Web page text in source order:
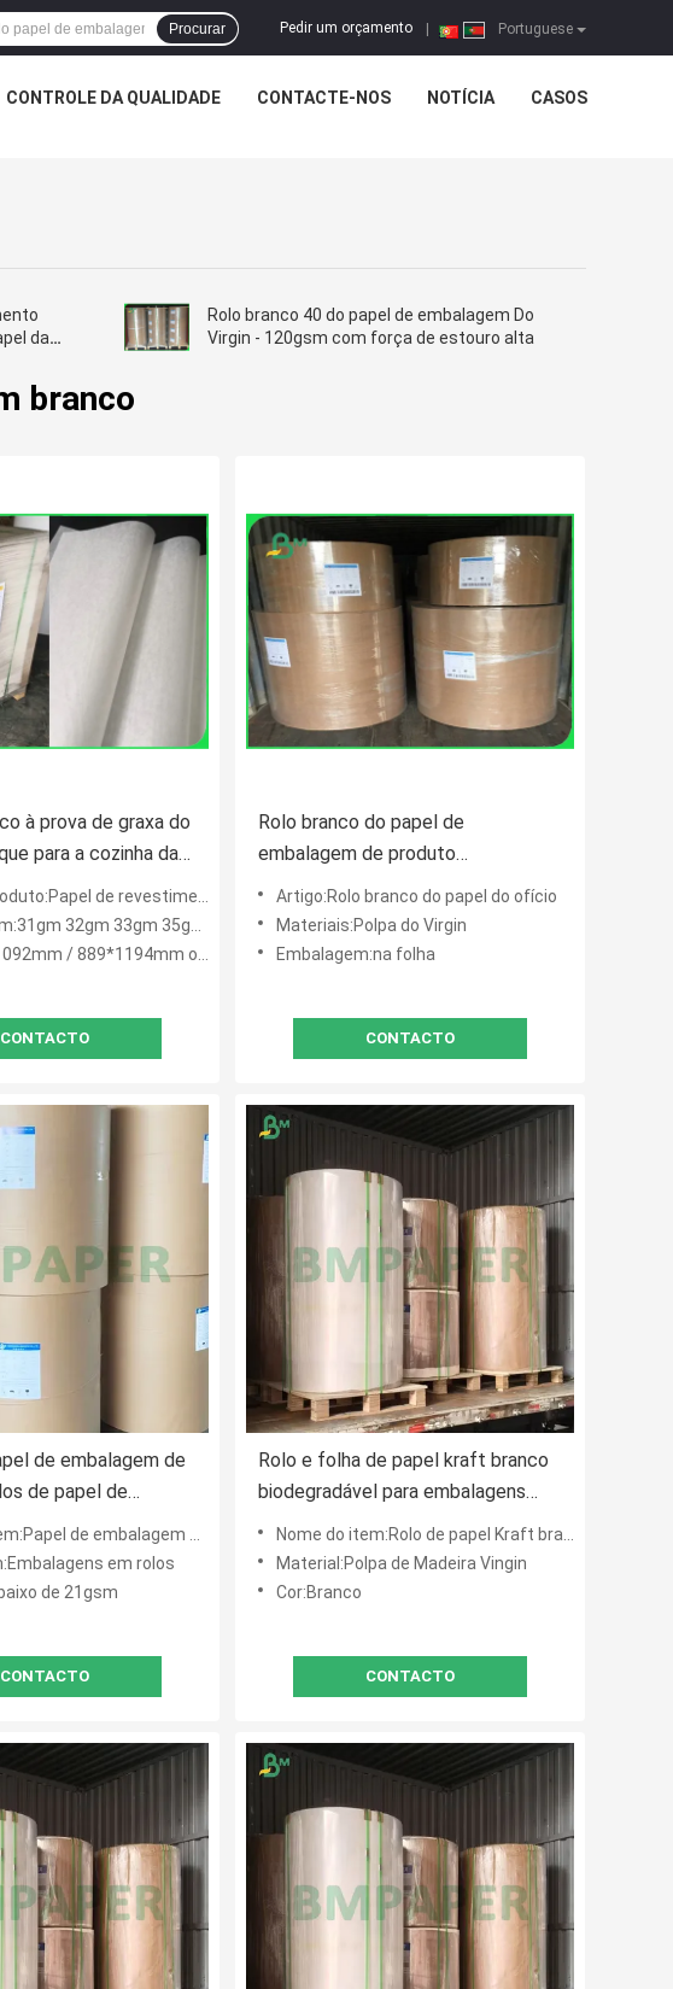
Portuguese
Pedir um orçamento
Procurar
CONTROLE DA QUALIDADE CONTACTE-NOS NOTÍCIA CASOS
da
Rolo branco 40 do papel de embalagem Do
Virgin - 120gsm com força de estouro alta
branco
à prova de graxa do
para a cozinha da
ferramentas 31 -
de revestimento de bolinhos branco
32gm 33gm 35gm 38gm
/ 889*1194mm ou personalizado
CONTACTO
Rolo branco do papel de
embalagem de produto
comestível/papel de embalagem
Descorado do branco amostra
grátis de 260 G/M
Artigo:Rolo branco do papel do ofício
Materiais:Polpa do Virgin
Embalagem:na folha
CONTACTO
de embalagem de
de papel de
branqueado
de embalagem de MG
em rolos
de 21gsm
CONTACTO
Rolo e folha de papel kraft branco
biodegradável para embalagens
alimentares
Nome do item:Rolo de papel Kraft branco biodegradável
Material:Polpa de Madeira Vingin
Cor:Branco
CONTACTO